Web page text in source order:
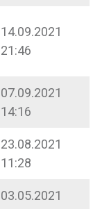
14.09.2021
21:46
07.09.2021
14:16
23.08.2021
11:28
03.05.2021